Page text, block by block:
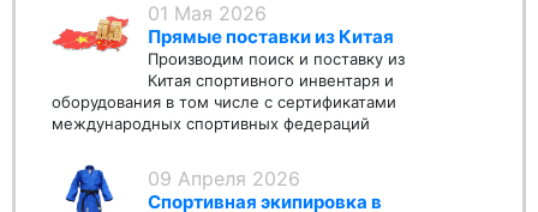
01 Мая 2026
Прямые поставки из Китая
Производим поиск и поставку из
Китая спортивного инвентаря и
оборудования в том числе с сертификатами
международных спортивных федераций
09 Апреля 2026
Спортивная экипировка в